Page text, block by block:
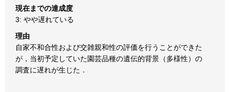
現在までの達成度
3: やや遅れている
理由
自家不和合性および交雑親和性の評価を行うことができた
が，当初予定していた園芸品種の遺伝的背景（多様性）の
調査に遅れが生じた．